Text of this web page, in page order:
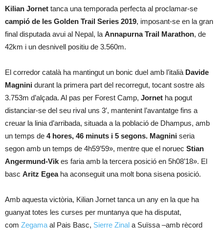
Kilian Jornet tanca una temporada perfecta al proclamar-se
campió de les Golden Trail Series 2019, imposant-se en la gran
final disputada avui al Nepal, la Annapurna Trail Marathon, de
42km i un desnivell positiu de 3.560m.
El corredor català ha mantingut un bonic duel amb l’italià Davide
Magnini durant la primera part del recorregut, tocant sostre als
3.753m d’alçada. Al pas per Forest Camp, Jornet ha pogut
distanciar-se del seu rival uns 3′, mantenint l’avantatge fins a
creuar la linia d’arribada, situada a la població de Dhampus, amb
un temps de 4 hores, 46 minuts i 5 segons. Magnini seria
segon amb un temps de 4h59’59», mentre que el noruec Stian
Angermund-Vik es faria amb la tercera posició en 5h08’18». El
basc Aritz Egeaha aconseguit una molt bona sisena posició.
Amb aquesta victòria, Kilian Jornet tanca un any en la que ha
guanyat totes les curses per muntanya que ha disputat,
com Zegama al Pais Basc, Sierre Zinal a Suïssa –amb rècord